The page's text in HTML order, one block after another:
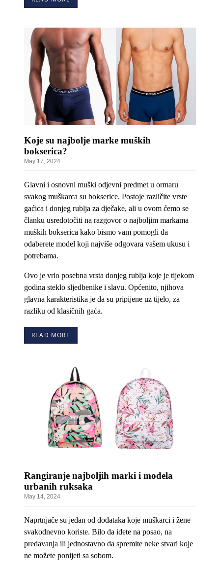
Koje su najbolje marke muških
bokserica?
May 17, 2024
Glavni i osnovni muški odjevni predmet u ormaru
svakog muškarca su bokserice. Postoje različite vrste
gaćica i donjeg rublja za dječake, ali u ovom ćemo se
članku usredotočiti na razgovor o najboljim markama
muških bokserica kako bismo vam pomogli da
odaberete model koji najviše odgovara vašem ukusu i
potrebama.
Ovo je vrlo posebna vrsta donjeg rublja koje je tijekom
godina steklo sljedbenike i slavu. Općenito, njihova
glavna karakteristika je da su pripijene uz tijelo, za
razliku od klasičnih gaća.
READ MORE
Rangiranje najboljih marki i modela
urbanih ruksaka
May 14, 2024
Naprtnjače su jedan od dodataka koje muškarci i žene
svakodnevno koriste. Bilo da idete na posao, na
predavanja ili jednostavno da spremite neke stvari koje
ne možete ponijeti sa sobom.